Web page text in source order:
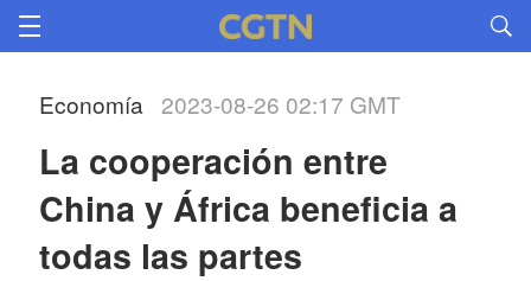
Economía 2023-08-26 02:17 GMT
La cooperación entre
China y África beneficia a
todas las partes